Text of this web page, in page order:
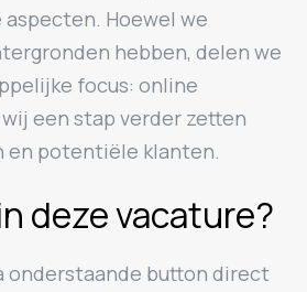
Hoewel we
hebben, delen we
focus: online
een stap verder zetten
en potentiële klanten.
deze vacature?
onderstaande button direct